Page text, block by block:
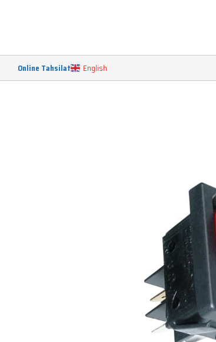
Online Tahsilat English